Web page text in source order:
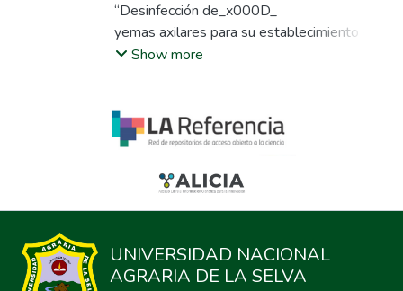
Ortega, Orlando;Chia Wong, Julio A.
“Desinfección de_x000D_
yemas axilares para su establecimiento In
vitro de la capirona (Calycophyllum_x000D_
contaminación y fenolización en la etapa de
desinfección (Etapa I) y evaluar el_x000D_
etapa de crecimiento (Etapa II) de
Benth)._x000D_
Para determinar los métodos de
Show more
UNIVERSIDAD NACIONAL
AGRARIA DE LA SELVA